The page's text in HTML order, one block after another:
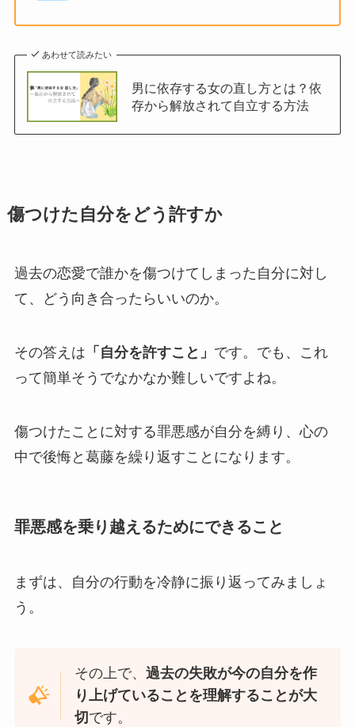
あわせて読みたい
男に依存する女の直し方とは？依
存から解放されて自立する方法
傷つけた自分をどう許すか
過去の恋愛で誰かを傷つけてしまった自分に対し
て、どう向き合ったらいいのか。
その答えは 「自分を許すこと」 です。でも、これ
って簡単そうでなかなか難しいですよね。
傷つけたことに対する罪悪感が自分を縛り、心の
中で後悔と葛藤を繰り返すことになります。
罪悪感を乗り越えるためにできること
まずは、自分の行動を冷静に振り返ってみましょ
う。
その上で、過去の失敗が今の自分を作
り上げていることを理解することが大
切 です。